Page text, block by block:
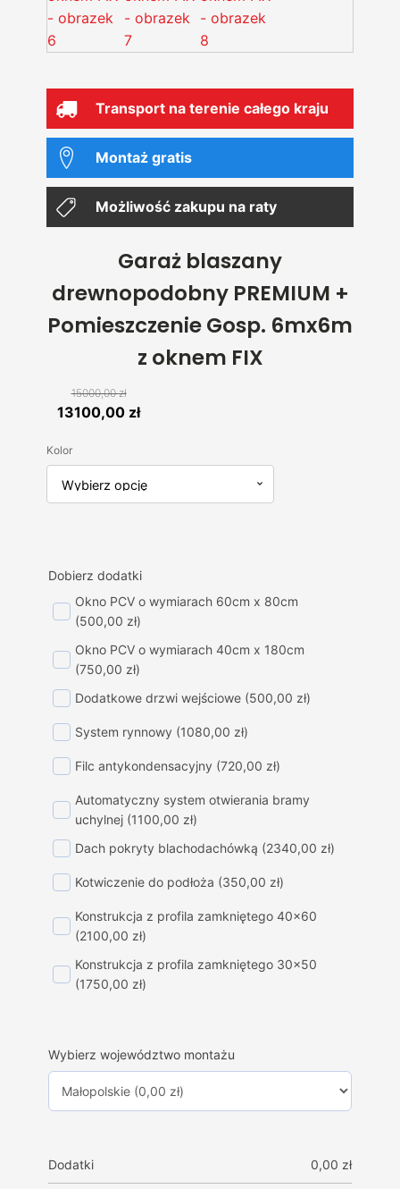
Transport na terenie całego kraju
Montaż gratis
Możliwość zakupu na raty
Garaż blaszany
drewnopodobny PREMIUM +
Pomieszczenie Gosp. 6mx6m
z oknem FIX
15000,00zł
Pierwotna
wynosiła:
15000,00 zł.
13100,00 złAktualna
13100,00 zł.
Kolor
Dobierz dodatki
Okno PCV o wymiarach 60cm x 80cm
(500,00 zł)
Okno PCV o wymiarach 40cm x 180cm
(750,00 zł)
Dodatkowe drzwi wejściowe (500,00 zł)
System rynnowy (1080,00 zł)
Filc antykondensacyjny (720,00 zł)
Automatyczny system otwierania bramy
uchylnej (1100,00 zł)
Dach pokryty blachodachówką (2340,00 zł)
Kotwiczenie do podłoża (350,00 zł)
Konstrukcja z profila zamkniętego 40x60
(2100,00 zł)
Konstrukcja z profila zamkniętego 30x50
(1750,00 zł)
Wybierz województwo montażu
Dodatki 0,00 zł